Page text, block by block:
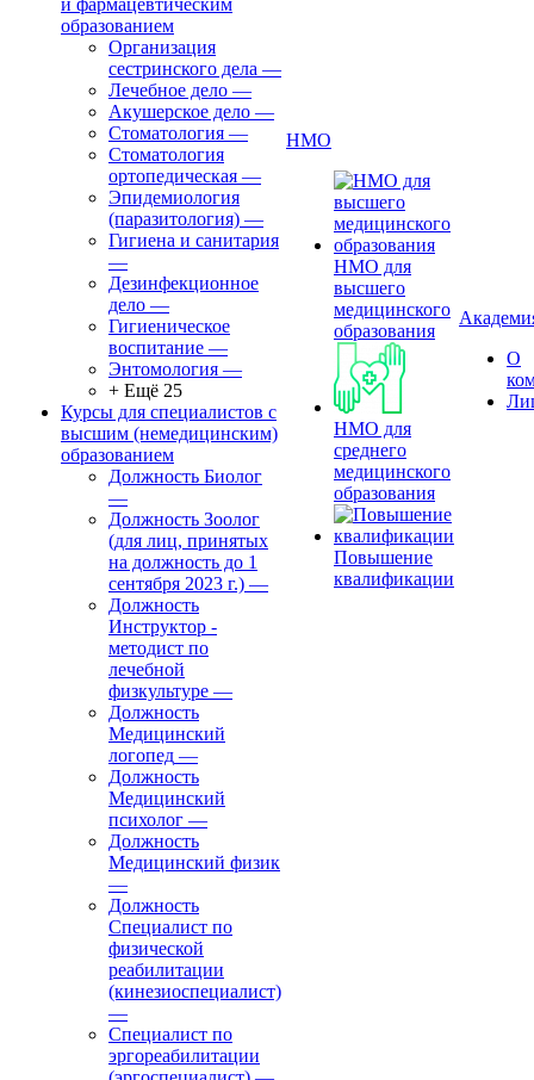
и фармацевтическим
образованием
Организация
сестринского дела —
Лечебное дело —
Акушерское дело —
Стоматология —
Стоматология
ортопедическая —
Эпидемиология
(паразитология) —
Гигиена и санитария
—
Дезинфекционное
дело —
Гигиеническое
воспитание —
Энтомология —
+ Ещё 25
Курсы для специалистов с
высшим (немедицинским)
образованием
Должность Биолог
—
Должность Зоолог
(для лиц, принятых
на должность до 1
сентября 2023 г.) —
Должность
Инструктор -
методист по
лечебной
физкультуре —
Должность
Медицинский
логопед —
Должность
Медицинский
психолог —
Должность
Медицинский физик
—
Должность
Специалист по
физической
реабилитации
(кинезиоспециалист)
—
Специалист по
эргореабилитации
НМО
НМО для
высшего
медицинского
образования
НМО для
среднего
медицинского
образования
Повышение
квалификации
О